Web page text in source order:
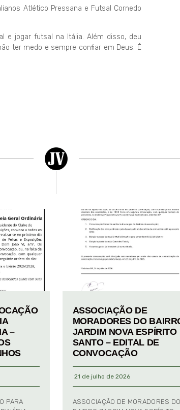
Atlético Pressana e Futsal Cornedo
e jogar futsal na Itália. Além disso, deu
ter medo e sempre confiar em Deus. É
–
PARA
ASSOCIAÇÃO DE
MORADORES DO
JARDIM NOVA ESPÍRITO
SANTO – EDITAL DE
CONVOCAÇÃO
21 de julho de 2026
ASSOCIAÇÃO DE MORADORES DO